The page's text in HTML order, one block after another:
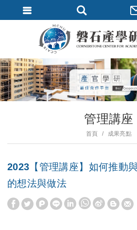
管理講座
首頁 成果亮點
2023【管理講座】如何推動
的想法與做法